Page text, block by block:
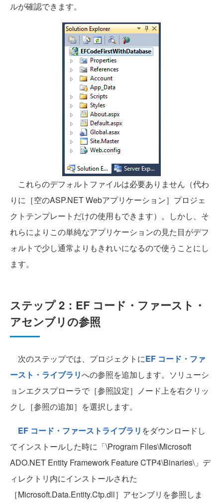
ルが確認できます。
これらのデフォルトファイルは必要ありません（代わ
りに［空のASP.NET Webアプリケーション］プロジェ
クトテンプレートだけの使用もできます）。しかし、そ
れらによりこの単純なアプリケーションの見た目がデフ
ォルトで少し通常よりもきれいになるので使うことにし
ます。
ステップ 2：EF コード・ファースト・
アセンブリの参照
次のステップでは、プロジェクトにEF コード・ファ
ースト・ライブラリへの参照を追加します。ソリューシ
ョンエクスプローラで［参照設定］ノード上を右クリッ
クし［参照の追加］を選択します。
EF コード・ファーストライブラリ をダウンロードし
てインストールした時に「\Program Files\Microsoft
ADO.NET Entity Framework Feature CTP4\Binaries\」デ
ィレクトリ内にインストールされた
［Microsoft.Data.Entity.Ctp.dll］アセンブリを参照しま